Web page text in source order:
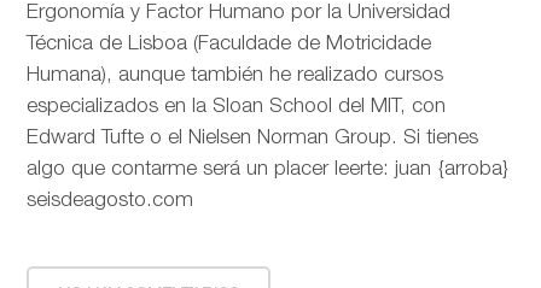
Ergonomía y Factor Humano por la Universidad
Técnica de Lisboa (Faculdade de Motricidade
Humana), aunque también he realizado cursos
especializados en la Sloan School del MIT, con
Edward Tufte o el Nielsen Norman Group. Si tienes
algo que contarme será un placer leerte: juan {arroba}
seisdeagosto.com